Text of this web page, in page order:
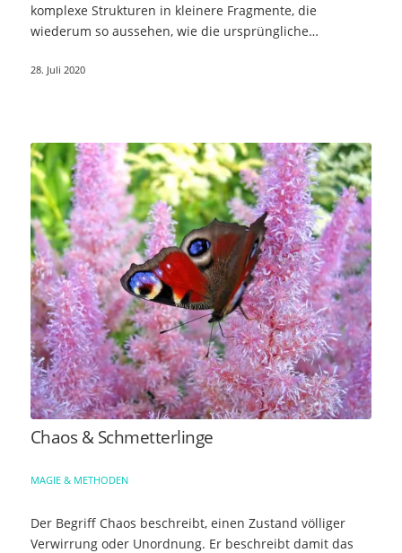
komplexe Strukturen in kleinere Fragmente, die
wiederum so aussehen, wie die ursprüngliche…
28. Juli 2020
Chaos & Schmetterlinge
MAGIE & METHODEN
Der Begriff Chaos beschreibt, einen Zustand völliger
Verwirrung oder Unordnung. Er beschreibt damit das